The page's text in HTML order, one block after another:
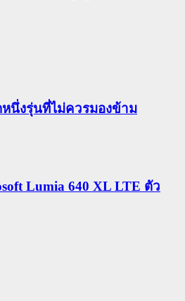
หนึ่งรุ่นที่ไม่ควรมองข้าม
Lumia 640 XL LTE ตัว